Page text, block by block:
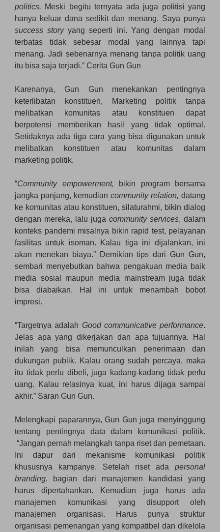
politics. Meski begitu ternyata ada juga politisi yang
hanya keluar dana sedikit dan menang. Saya punya
success storyyang seperti ini. Yang dengan modal
terbatas tidak sebesar modal yang lainnya tapi
menang. Jadi sebenarnya menang tanpa politik uang
itu bisa saja terjadi.” Cerita Gun Gun
Karenanya, Gun Gun menekankan pentingnya
keterlibatan konstituen, Marketing politik tanpa
melibatkan komunitas atau konstituen dapat
berpotensi memberikan hasil yang tidak optimal.
Setidaknya ada tiga cara yang bisa digunakan untuk
melibatkan konstituen atau komunitas dalam
marketing politik.
“Community empowerment,
bikin program bersama
jangka panjang, kemudian community relation, datang
ke komunitas atau konstituen, silaturahmi, bikin dialog
dengan mereka, lalu juga community services, dalam
konteks pandemi misalnya bikin rapid test, pelayanan
fasilitas untuk isoman. Kalau tiga ini dijalankan, ini
akan menekan biaya.” Demikian tips dari Gun Gun,
sembari menyebutkan bahwa pengakuan media baik
media sosial maupun media mainstream juga tidak
bisa diabaikan. Hal ini untuk menambah bobot
impresi.
“Targetnya adalah Good communicative performance.
Jelas apa yang dikerjakan dan apa tujuannya. Hal
inilah yang bisa memunculkan penerimaan dan
dukungan publik. Kalau orang sudah percaya, maka
itu tidak perlu dibeli, juga kadang-kadang tidak perlu
uang. Kalau relasinya kuat, ini harus dijaga sampai
akhir.” Saran Gun Gun.
Melengkapi paparannya, Gun Gun juga menyinggung
tentang pentingnya data dalam komunikasi politik.
“Jangan pernah melangkah tanpa riset dan pemetaan.
Ini dapur dari mekanisme komunikasi politik
khususnya kampanye. Setelah riset ada personal
branding, bagian dari manajemen kandidasi yang
harus dipertahankan. Kemudian juga harus ada
manajemen komunikasi yang disupport oleh
manajemen organisasi. Harus punya struktur
organisasi pemenangan yang kompatibel dan dikelola